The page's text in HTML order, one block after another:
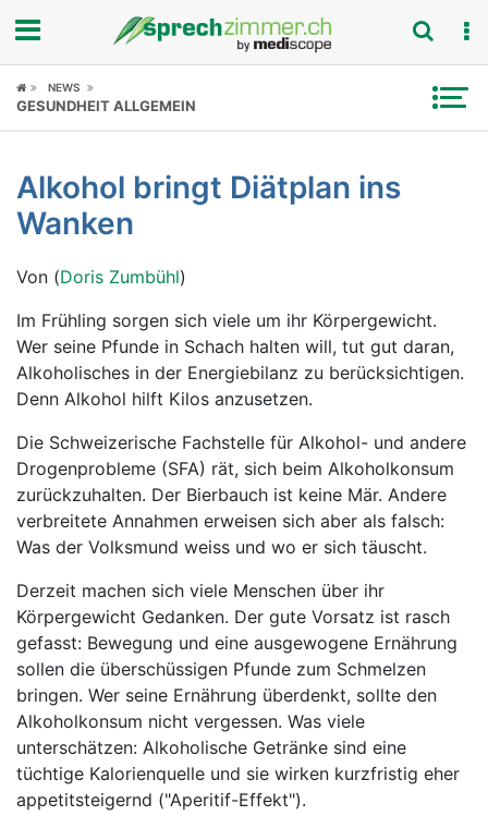
Fokus
Symptome
Ratgeber
Rubriken
NEWS
GESUNDHEIT ALLGEMEIN
Alkohol bringt Diätplan ins
Wanken
Von (Doris Zumbühl)
Im Frühling sorgen sich viele um ihr Körpergewicht.
Wer seine Pfunde in Schach halten will, tut gut daran,
Alkoholisches in der Energiebilanz zu berücksichtigen.
Denn Alkohol hilft Kilos anzusetzen.
Die Schweizerische Fachstelle für Alkohol- und andere
Drogenprobleme (SFA) rät, sich beim Alkoholkonsum
zurückzuhalten. Der Bierbauch ist keine Mär. Andere
verbreitete Annahmen erweisen sich aber als falsch:
Was der Volksmund weiss und wo er sich täuscht.
Derzeit machen sich viele Menschen über ihr
Körpergewicht Gedanken. Der gute Vorsatz ist rasch
gefasst: Bewegung und eine ausgewogene Ernährung
sollen die überschüssigen Pfunde zum Schmelzen
bringen. Wer seine Ernährung überdenkt, sollte den
Alkoholkonsum nicht vergessen. Was viele
unterschätzen: Alkoholische Getränke sind eine
tüchtige Kalorienquelle und sie wirken kurzfristig eher
appetitsteigernd ("Aperitif-Effekt").